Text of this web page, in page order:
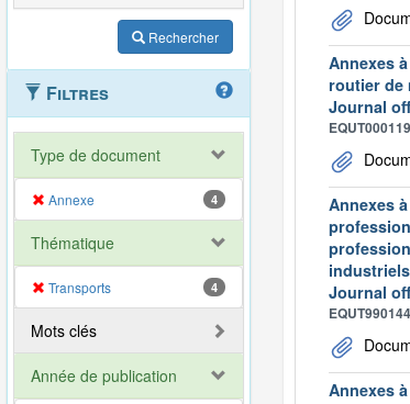
Rechercher
Filtres
Type de document
Annexe 4
Thématique
Transports 4
Mots clés
Année de publication
Annexes
routier de
Journal
Annexes
Journal
Annexes